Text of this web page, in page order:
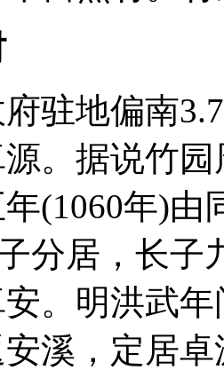
地偏南3.7
。据说竹
(1060年)由
分居，长
。明洪武
溪，定居